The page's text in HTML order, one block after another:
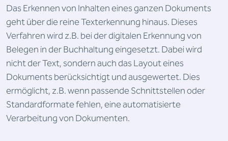
Das Erkennen von Inhalten eines ganzen Dokuments
geht über die reine Texterkennung hinaus. Dieses
Verfahren wird z.B. bei der digitalen Erkennung von
Belegen in der Buchhaltung eingesetzt. Dabei wird
nicht der Text, sondern auch das Layout eines
Dokuments berücksichtigt und ausgewertet. Dies
ermöglicht, z.B. wenn passende Schnittstellen oder
Standardformate fehlen, eine automatisierte
Verarbeitung von Dokumenten.